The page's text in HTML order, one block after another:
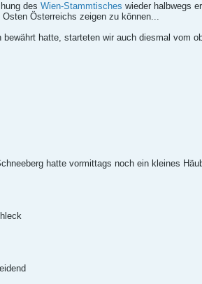
des Wien-Stammtisches wieder halbwegs
Österreichs zeigen zu können...
bewährt hatte, starteten wir auch diesmal vom
hatte vormittags noch ein kleines